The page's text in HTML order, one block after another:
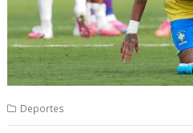
Deportes